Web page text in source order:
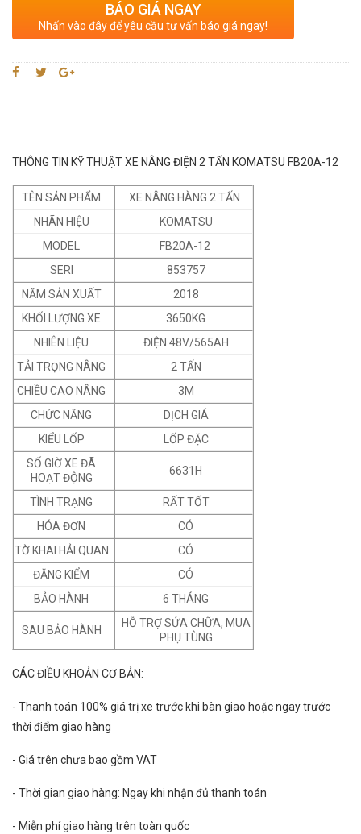
BÁO GIÁ NGAY
Nhấn vào đây để yêu cầu tư vấn báo giá ngay!
THÔNG TIN KỸ THUẬT XE NÂNG ĐIỆN 2 TẤN KOMATSU FB20A-12
TÊN SẢN PHẨM
XE NÂNG HÀNG 2 TẤN
NHÃN HIỆU
KOMATSU
MODEL
FB20A-12
SERI
853757
NĂM SẢN XUẤT
2018
KHỐI LƯỢNG XE
3650KG
NHIÊN LIỆU
ĐIỆN 48V/565AH
TẢI TRỌNG NÂNG
2 TẤN
CHIỀU CAO NÂNG
3M
CHỨC NĂNG
DỊCH GIÁ
KIỂU LỐP
LỐP ĐẶC
SỐ GIỜ XE ĐÃ
HOẠT ĐỘNG
6631H
TÌNH TRẠNG
RẤT TỐT
HÓA ĐƠN
CÓ
TỜ KHAI HẢI QUAN
CÓ
ĐĂNG KIỂM
CÓ
BẢO HÀNH
6 THÁNG
SAU BẢO HÀNH
HỖ TRỢ SỬA CHỮA, MUA
PHỤ TÙNG
CÁC ĐIỀU KHOẢN CƠ BẢN:
- Thanh toán 100% giá trị xe trước khi bàn giao hoặc ngay trước
thời điểm giao hàng
- Giá trên chưa bao gồm VAT
- Thời gian giao hàng: Ngay khi nhận đủ thanh toán
- Miễn phí giao hàng trên toàn quốc